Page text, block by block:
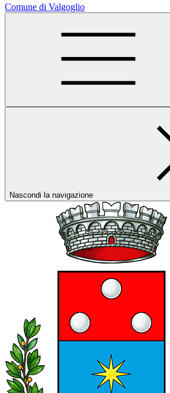
Comune di Valgoglio
Nascondi la navigazione